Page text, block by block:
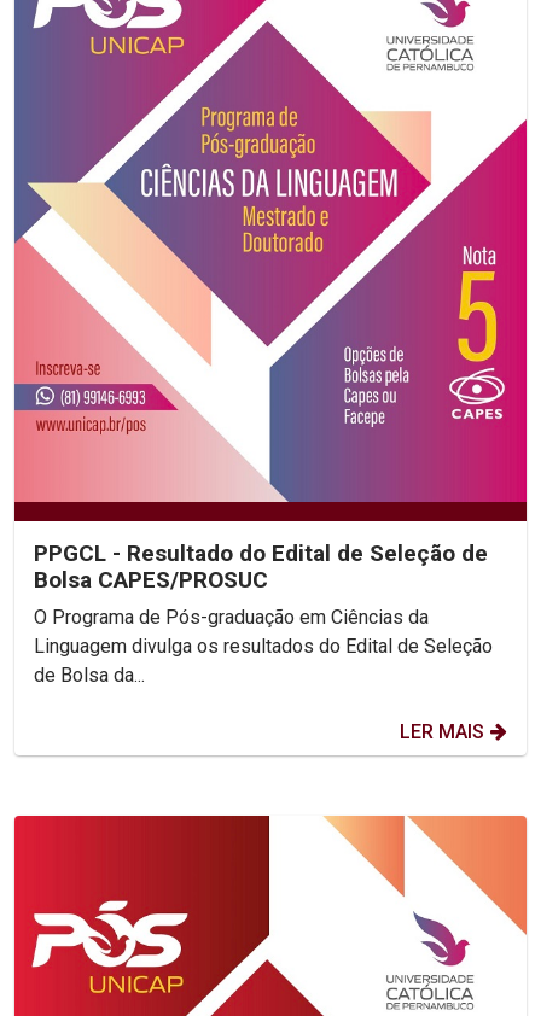
PPGCL - Resultado do Edital de Seleção de
Bolsa CAPES/PROSUC
O Programa de Pós-graduação em Ciências da
Linguagem divulga os resultados do Edital de Seleção
de Bolsa da...
LER MAIS